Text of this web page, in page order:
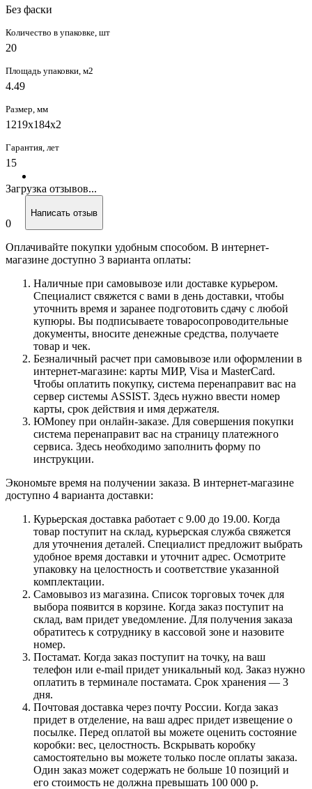
Без фаски
Количество в упаковке, шт
20
Площадь упаковки, м2
4.49
Размер, мм
1219x184x2
Гарантия, лет
15
Загрузка отзывов...
0
Написать отзыв
Оплачивайте покупки удобным способом. В интернет-
магазине доступно 3 варианта оплаты:
Наличные при самовывозе или доставке курьером.
Специалист свяжется с вами в день доставки, чтобы
уточнить время и заранее подготовить сдачу с любой
купюры. Вы подписываете товаросопроводительные
документы, вносите денежные средства, получаете
товар и чек.
Безналичный расчет при самовывозе или оформлении в
интернет-магазине: карты МИР, Visa и MasterCard.
Чтобы оплатить покупку, система перенаправит вас на
сервер системы ASSIST. Здесь нужно ввести номер
карты, срок действия и имя держателя.
ЮMoney при онлайн-заказе. Для совершения покупки
система перенаправит вас на страницу платежного
сервиса. Здесь необходимо заполнить форму по
инструкции.
Экономьте время на получении заказа. В интернет-магазине
доступно 4 варианта доставки:
Курьерская доставка работает с 9.00 до 19.00. Когда
товар поступит на склад, курьерская служба свяжется
для уточнения деталей. Специалист предложит выбрать
удобное время доставки и уточнит адрес. Осмотрите
упаковку на целостность и соответствие указанной
комплектации.
Самовывоз из магазина. Список торговых точек для
выбора появится в корзине. Когда заказ поступит на
склад, вам придет уведомление. Для получения заказа
обратитесь к сотруднику в кассовой зоне и назовите
номер.
Постамат. Когда заказ поступит на точку, на ваш
телефон или e-mail придет уникальный код. Заказ нужно
оплатить в терминале постамата. Срок хранения — 3
дня.
Почтовая доставка через почту России. Когда заказ
придет в отделение, на ваш адрес придет извещение о
посылке. Перед оплатой вы можете оценить состояние
коробки: вес, целостность. Вскрывать коробку
самостоятельно вы можете только после оплаты заказа.
Один заказ может содержать не больше 10 позиций и
его стоимость не должна превышать 100 000 р.